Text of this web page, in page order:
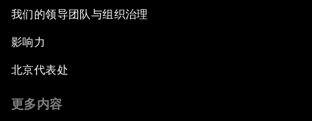
我们的领导团队与组织治理
影响力
北京代表处
更多内容